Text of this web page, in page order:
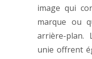
image qui
marque ou
arrière-plan.
unie offrent